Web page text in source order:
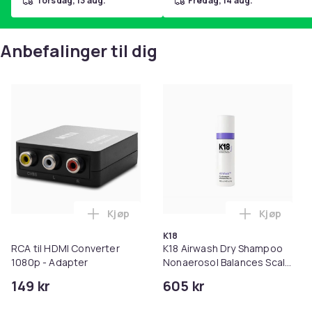
Anbefalinger til dig
RCA til HDMI Converter
1080p - Adapter
149 kr
Legg RCA til HDMI Converter 1080p -
Kjøp
K18
K18 Airwash Dry Shampoo
Nonaerosol Balances Scalp
605 kr
Legg K18
Kjøp